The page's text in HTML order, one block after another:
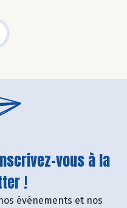
vous à la
!
événements et nos